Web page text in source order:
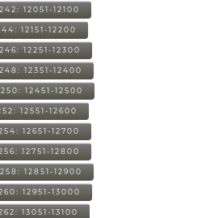
242: 12051-12100
12151-12200
246: 12251-12300
248: 12351-12400
250: 12451-12500
12551-12600
12651-12700
12751-12800
258: 12851-12900
12951-13000
13051-13100